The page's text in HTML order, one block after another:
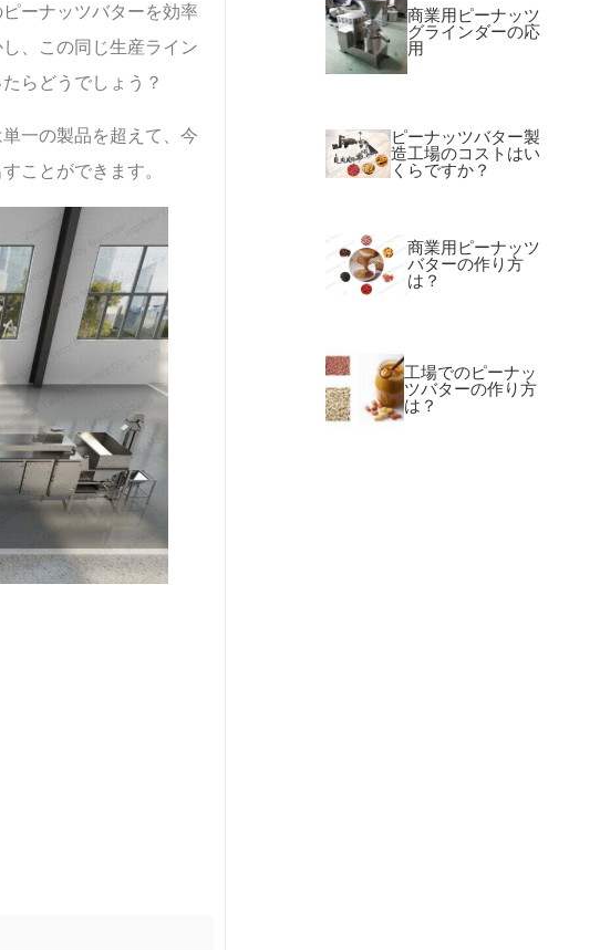
ーナッツバターを効率
、この同じ生産ライン
らどうでしょう？
一の製品を超えて、今
ことができます。
商業用ピーナッツ
グラインダーの応
用
ピーナッツバター製
造工場のコストはい
くらですか？
商業用ピーナッツ
バターの作り方
は？
工場でのピーナッ
ツバターの作り方
は？